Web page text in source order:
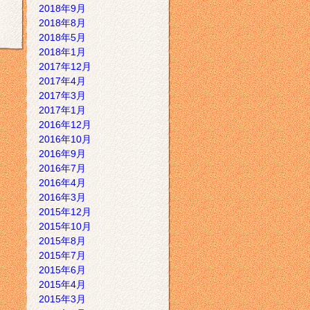
2018年9月
2018年8月
2018年5月
2018年1月
2017年12月
2017年4月
2017年3月
2017年1月
2016年12月
2016年10月
2016年9月
2016年7月
2016年4月
2016年3月
2015年12月
2015年10月
2015年8月
2015年7月
2015年6月
2015年4月
2015年3月